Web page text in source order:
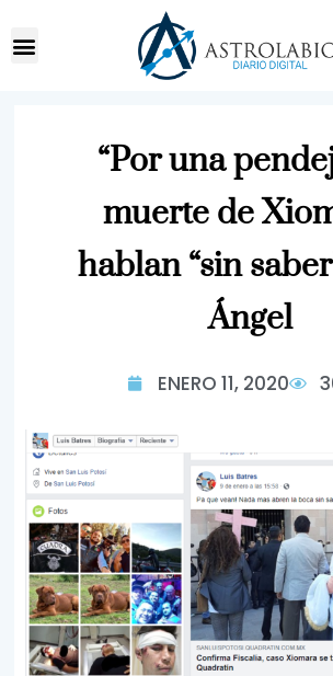
“Por una
muerte de
hablan “sin
Ángel
ENERO 11, 2020